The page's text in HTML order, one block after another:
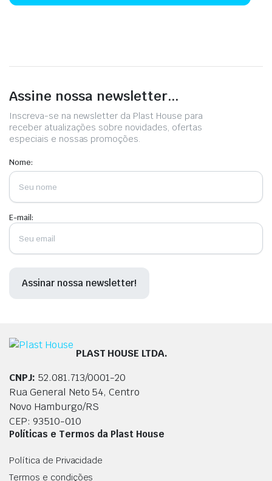
Assine nossa newsletter...
Inscreva-se na newsletter da Plast House para
receber atualizações sobre novidades, ofertas
especiais e nossas promoções.
Nome:
E-mail:
PLAST HOUSE LTDA.
CNPJ: 52.081.713/0001-20
Rua General Neto 54, Centro
Novo Hamburgo/RS
CEP: 93510-010
Políticas e Termos da Plast House
Política de Privacidade
Termos e condições